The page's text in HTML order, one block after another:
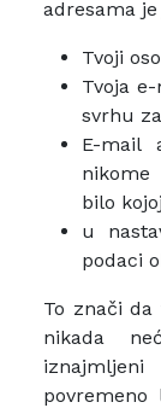
adresama
Tvoji
Tvoja
svrhu
E-mail
bilo
u
podaci
To znači da
nikada